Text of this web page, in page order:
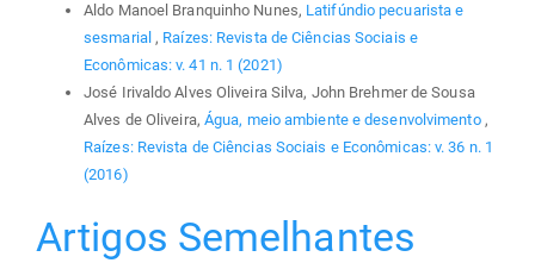
Aldo Manoel Branquinho Nunes, Latifúndio pecuarista e
sesmarial , Raízes: Revista de Ciências Sociais e
Econômicas: v. 41 n. 1 (2021)
José Irivaldo Alves Oliveira Silva, John Brehmer de Sousa
Alves de Oliveira, Água, meio ambiente e desenvolvimento ,
Raízes: Revista de Ciências Sociais e Econômicas: v. 36 n. 1
(2016)
Artigos Semelhantes